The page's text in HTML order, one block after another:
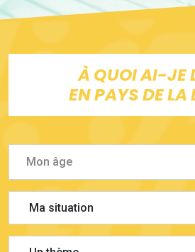
À QUOI AI-JE
EN PAYS DE LA